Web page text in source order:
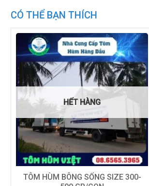
CÓ THỂ BẠN THÍCH
HẾT HÀNG
TÔM HÙM BÔNG SỐNG SIZE 300-